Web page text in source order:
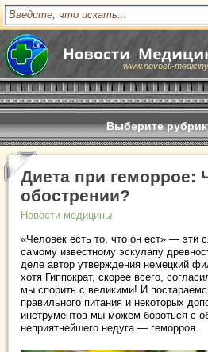
www.novosti-
Выберите
Диета при геморрое:
обострении?
Новости медицины
«Человек есть то, что он ест» ― эти
самому известному эскулапу
деле автор утверждения немецкий
хотя Гиппократ, скорее всего,
мы спорить с великими! И
правильного питания и некоторых
инструментов мы можем бороться с
неприятнейшего недуга ― геморроя.